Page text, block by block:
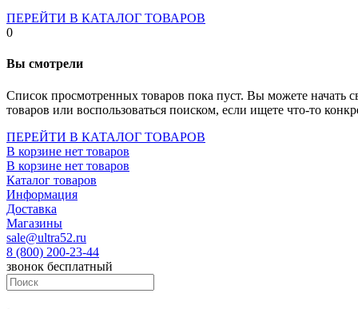
Socket-fm2
Socket-am4
Socket- intel s1151
Socket- intel s2066
Socket- intel s1700
ПЕРЕЙТИ В КАТАЛОГ ТОВАРОВ
0
Вы смотрели
Список просмотренных товаров пока пуст. Вы можете начать
товаров или воспользоваться поиском, если ищете что-то
ПЕРЕЙТИ В КАТАЛОГ ТОВАРОВ
В корзине нет товаров
В корзине нет товаров
Каталог товаров
Информация
Доставка
Магазины
sale@ultra52.ru
8 (800) 200-23-44
звонок бесплатный